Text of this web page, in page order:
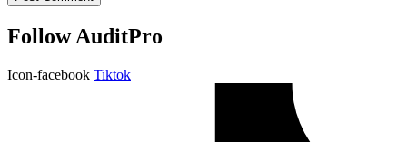
Follow AuditPro
Icon-facebook Tiktok